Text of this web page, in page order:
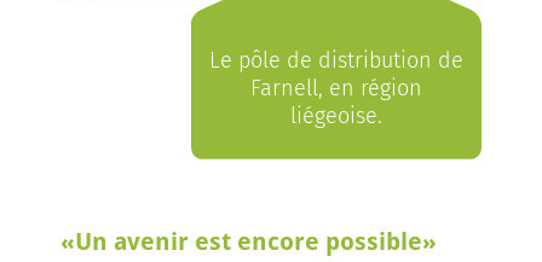
Le pôle de distribution de
Farnell, en région
liégeoise.
«Un avenir est encore possible»